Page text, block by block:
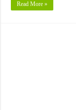
Read More »